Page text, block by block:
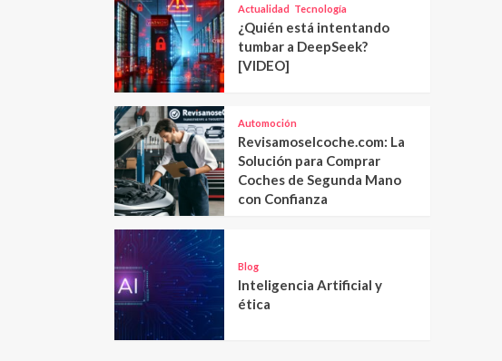
Actualidad Tecnología
¿Quién está intentando
tumbar a DeepSeek?
[VIDEO]
Automoción
Revisamoselcoche.com: La
Solución para Comprar
Coches de Segunda Mano
con Confianza
Blog
Inteligencia Artificial y
ética